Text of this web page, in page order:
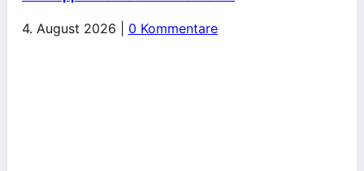
4. August 2026 0 Kommentare